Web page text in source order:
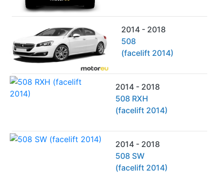
2014 - 2018
508
(facelift 2014)
2014 - 2018
508 RXH
(facelift 2014)
2014 - 2018
508 SW
(facelift 2014)